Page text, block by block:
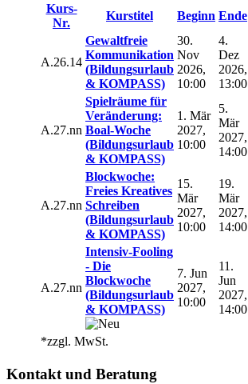
Kurs-
Nr.
Kurstitel Beginn Ende
A.26.14
Gewaltfreie
Kommunikation
(Bildungsurlaub
& KOMPASS)
30.
Nov
2026,
10:00
4.
Dez
2026,
13:00
A.27.nn
Spielräume für
Veränderung:
Boal-Woche
(Bildungsurlaub
& KOMPASS)
1. Mär
2027,
10:00
5.
Mär
2027,
14:00
A.27.nn
Blockwoche:
Freies Kreatives
Schreiben
(Bildungsurlaub
& KOMPASS)
15.
Mär
2027,
10:00
19.
Mär
2027,
14:00
A.27.nn
Intensiv-Fooling
- Die
Blockwoche
(Bildungsurlaub
& KOMPASS)
7. Jun
2027,
10:00
11.
Jun
2027,
14:00
*zzgl. MwSt.
Kontakt und Beratung